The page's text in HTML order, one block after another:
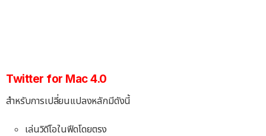
Twitter for Mac 4.0
สำหรับการเปลี่ยนแปลงหลักมีดังนี้
เล่นวิดีโอในฟีดโดยตรง